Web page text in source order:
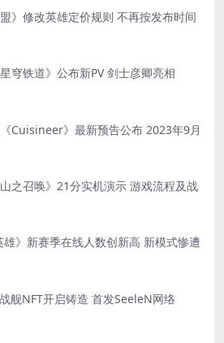
盟》修改英雄定价规则 不再按发布时间
星穹铁道》公布新PV 剑士彦卿亮相
Cuisineer》最新预告公布 2023年9月
山之召唤》21分实机演示 游戏流程及战
雄》新赛季在线人数创新高 新模式惨遭
舰NFT开启铸造 首发SeeleN网络